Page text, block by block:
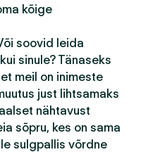
kõige
soovid leida
sinule? Tänaseks
meil on inimeste
just lihtsamaks
nähtavust
sõpru, kes on sama
sulgpallis võrdne